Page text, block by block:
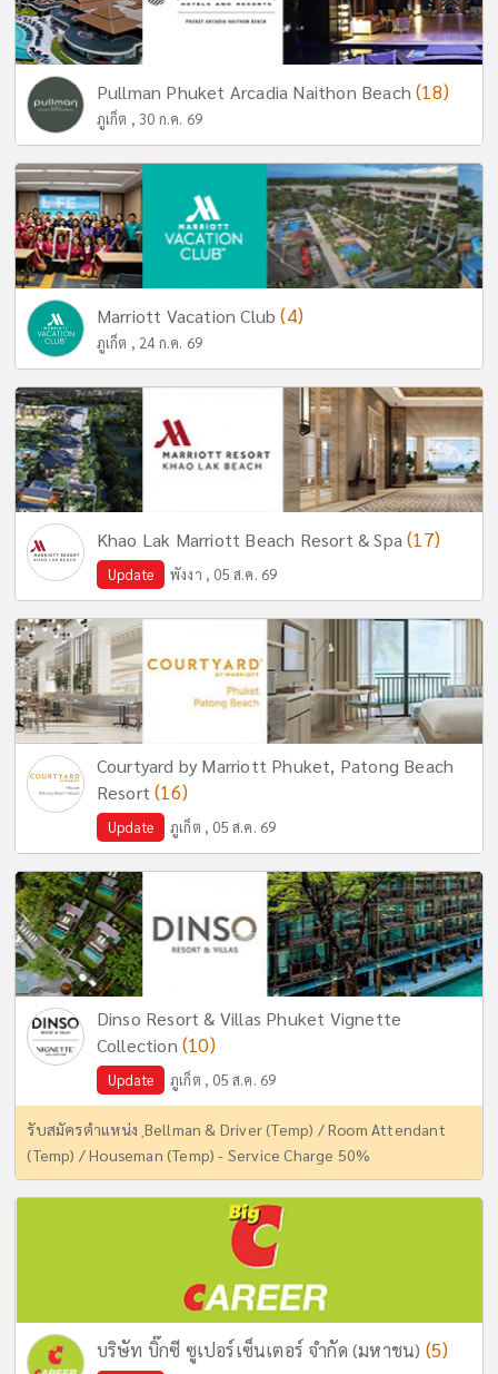
Pullman Phuket Arcadia Naithon Beach(18)
ภูเก็ต , 30 ก.ค. 69
Marriott Vacation Club(4)
ภูเก็ต , 24 ก.ค. 69
Khao Lak Marriott Beach Resort & Spa(17)
Update พังงา , 05 ส.ค. 69
Courtyard by Marriott Phuket, Patong Beach
Resort(16)
Update ภูเก็ต , 05 ส.ค. 69
Dinso Resort & Villas Phuket Vignette
Collection (10)
Update ภูเก็ต , 05 ส.ค. 69
รับสมัครตำแหน่ง ฺBellman & Driver (Temp) / Room Attendant
(Temp) / Houseman (Temp) - Service Charge 50%
บริษัท บิ๊กซี ซูเปอร์เซ็นเตอร์ จำกัด (มหาชน) (5)